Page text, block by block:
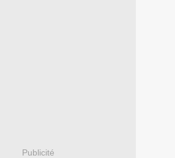
Publicité